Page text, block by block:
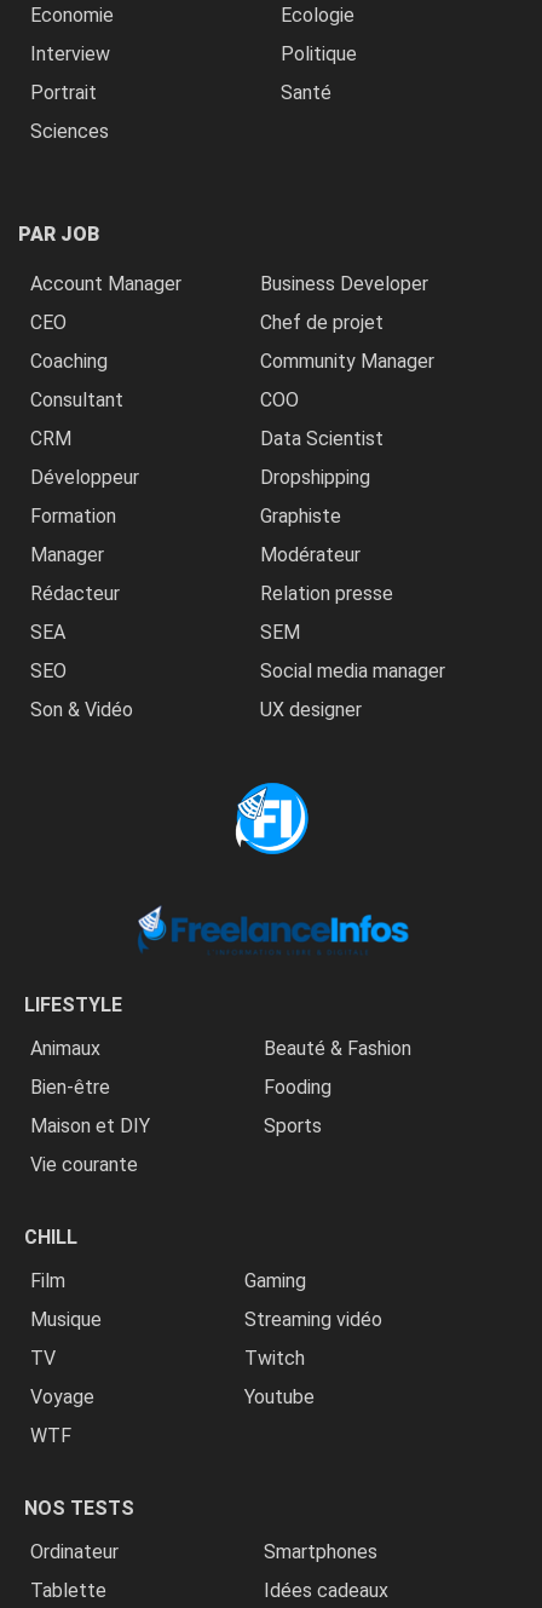
Economie
Ecologie
Interview
Politique
Portrait
Santé
Sciences
PAR JOB
Account Manager
Business Developer
CEO
Chef de projet
Coaching
Community Manager
Consultant
COO
CRM
Data Scientist
Développeur
Dropshipping
Formation
Graphiste
Manager
Modérateur
Rédacteur
Relation presse
SEA
SEM
SEO
Social media manager
Son & Vidéo
UX designer
LIFESTYLE
Animaux
Beauté & Fashion
Bien-être
Fooding
Maison et DIY
Sports
Vie courante
CHILL
Film
Gaming
Musique
Streaming vidéo
TV
Twitch
Voyage
Youtube
WTF
NOS TESTS
Ordinateur
Smartphones
Tablette
Idées cadeaux